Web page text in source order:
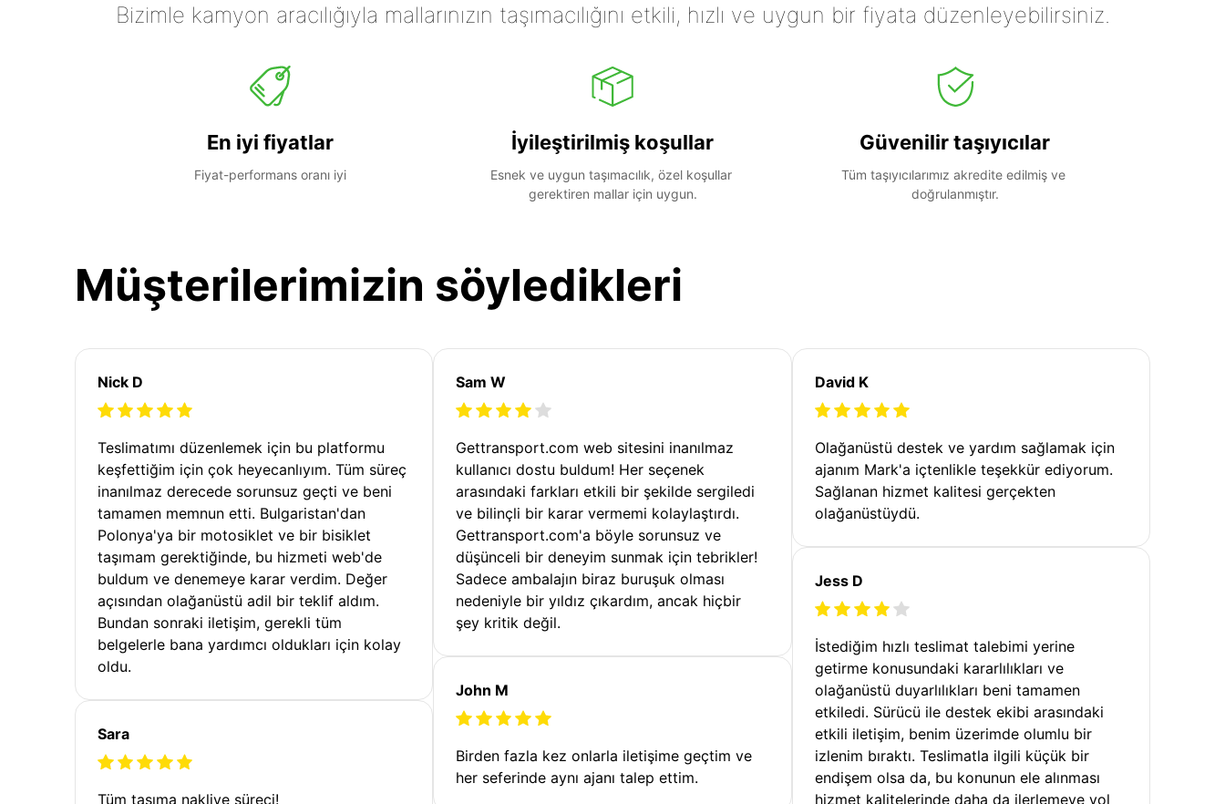
Bizimle kamyon aracılığıyla mallarınızın taşımacılığını etkili, hızlı ve uygun bir fiyata düzenleyebilirsiniz.
En iyi fiyatlar
Fiyat-performans oranı iyi
İyileştirilmiş koşullar
Esnek ve uygun taşımacılık, özel koşullar
gerektiren mallar için uygun.
Güvenilir taşıyıcılar
Tüm taşıyıcılarımız akredite edilmiş ve
doğrulanmıştır.
Müşterilerimizin söyledikleri
Nick D
Teslimatımı düzenlemek için bu platformu
keşfettiğim için çok heyecanlıyım. Tüm süreç
inanılmaz derecede sorunsuz geçti ve beni
tamamen memnun etti. Bulgaristan'dan
Polonya'ya bir motosiklet ve bir bisiklet
taşımam gerektiğinde, bu hizmeti web'de
buldum ve denemeye karar verdim. Değer
açısından olağanüstü adil bir teklif aldım.
Bundan sonraki iletişim, gerekli tüm
belgelerle bana yardımcı oldukları için kolay
oldu.
Sara
Tüm taşıma nakliye süreci!
Sam W
Gettransport.com web sitesini inanılmaz
kullanıcı dostu buldum! Her seçenek
arasındaki farkları etkili bir şekilde sergiledi
ve bilinçli bir karar vermemi kolaylaştırdı.
Gettransport.com'a böyle sorunsuz ve
düşünceli bir deneyim sunmak için tebrikler!
Sadece ambalajın biraz buruşuk olması
nedeniyle bir yıldız çıkardım, ancak hiçbir
şey kritik değil.
John M
Birden fazla kez onlarla iletişime geçtim ve
her seferinde aynı ajanı talep ettim.
David K
Olağanüstü destek ve yardım sağlamak için
ajanım Mark'a içtenlikle teşekkür ediyorum.
Sağlanan hizmet kalitesi gerçekten
olağanüstüydü.
Jess D
İstediğim hızlı teslimat talebimi yerine
getirme konusundaki kararlılıkları ve
olağanüstü duyarlılıkları beni tamamen
etkiledi. Sürücü ile destek ekibi arasındaki
etkili iletişim, benim üzerimde olumlu bir
izlenim bıraktı. Teslimatla ilgili küçük bir
endişem olsa da, bu konunun ele alınması
hizmet kalitelerinde daha da ilerlemeye yol